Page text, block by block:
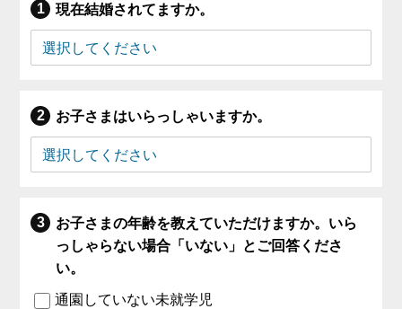
現在結婚されてますか。
お子さまはいらっしゃいますか。
お子さまの年齢を教えていただけますか。いら
っしゃらない場合「いない」とご回答くださ
い。
通園していない未就学児